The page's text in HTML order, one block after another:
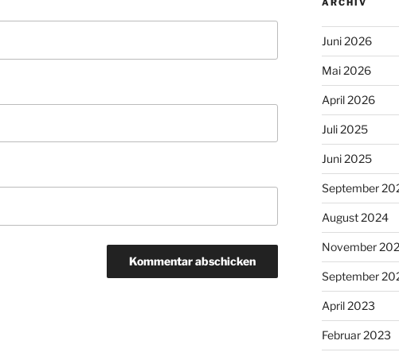
Juni 2026
Mai 2026
April 2026
Juli 2025
Juni 2025
September
August 2024
November
September
April 2023
Februar 2023